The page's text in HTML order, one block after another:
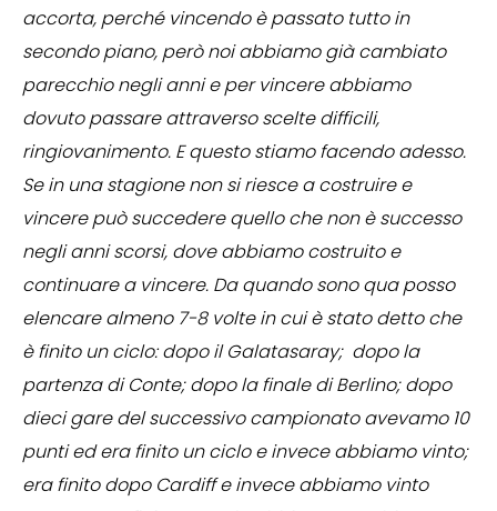
accorta, perché vincendo è passato tutto in
secondo piano, però noi abbiamo già cambiato
parecchio negli anni e per vincere abbiamo
dovuto passare attraverso scelte difficili,
ringiovanimento. E questo stiamo facendo adesso.
Se in una stagione non si riesce a costruire e
vincere può succedere quello che non è successo
negli anni scorsi, dove abbiamo costruito e
continuare a vincere. Da quando sono qua posso
elencare almeno 7-8 volte in cui è stato detto che
è finito un ciclo: dopo il Galatasaray; dopo la
partenza di Conte; dopo la finale di Berlino; dopo
dieci gare del successivo campionato avevamo 10
punti ed era finito un ciclo e invece abbiamo vinto;
era finito dopo Cardiff e invece abbiamo vinto